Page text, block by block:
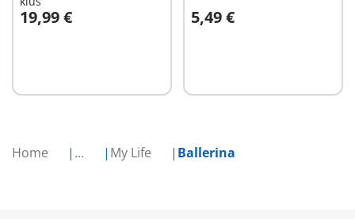
Home ... My Life Ballerina
19,99 €
In winkelwagen 5,49 €
In winkelwagen